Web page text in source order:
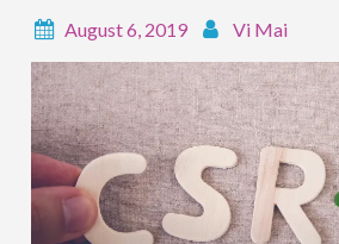
August 6, 2019 Vi Mai